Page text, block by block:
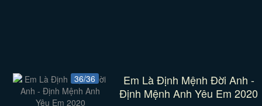
36/36
Em Là Định Mệnh Đời Anh -
Định Mệnh Anh Yêu Em 2020